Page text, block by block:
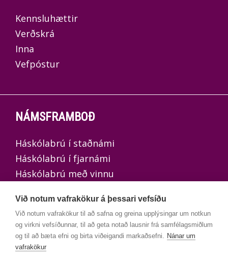
Kennsluhættir
Verðskrá
Inna
Vefpóstur
NÁMSFRAMBOÐ
Háskólabrú í staðnámi
Háskólabrú í fjarnámi
Háskólabrú með vinnu
UMSÓKNIR
Við notum vafrakökur á þessari vefsíðu
Við notum vafrakökur til að safna og greina upplýsingar um notkun
og virkni vefsíðunnar, til að geta notað lausnir frá samfélagsmiðlum
og til að bæta efni og birta viðeigandi markaðsefni. Nánar um
vafrakökur